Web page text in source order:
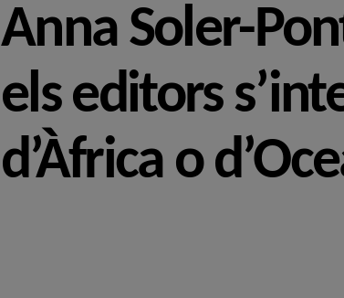
Anna Soler-
els editors
d’Àfrica o